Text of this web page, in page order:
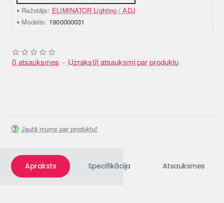
Ražotājs: ELIMINATOR Lighting / ADJ
Modelis: 1900000031
0 atsauksmes - Uzrakstīt atsauksmi par produktu
Jautā mums par produktu!
Apraksts Specifikācija Atsauksmes